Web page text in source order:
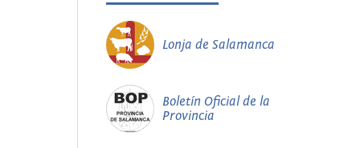
Lonja de Salamanca
Boletín Oficial de la
Provincia